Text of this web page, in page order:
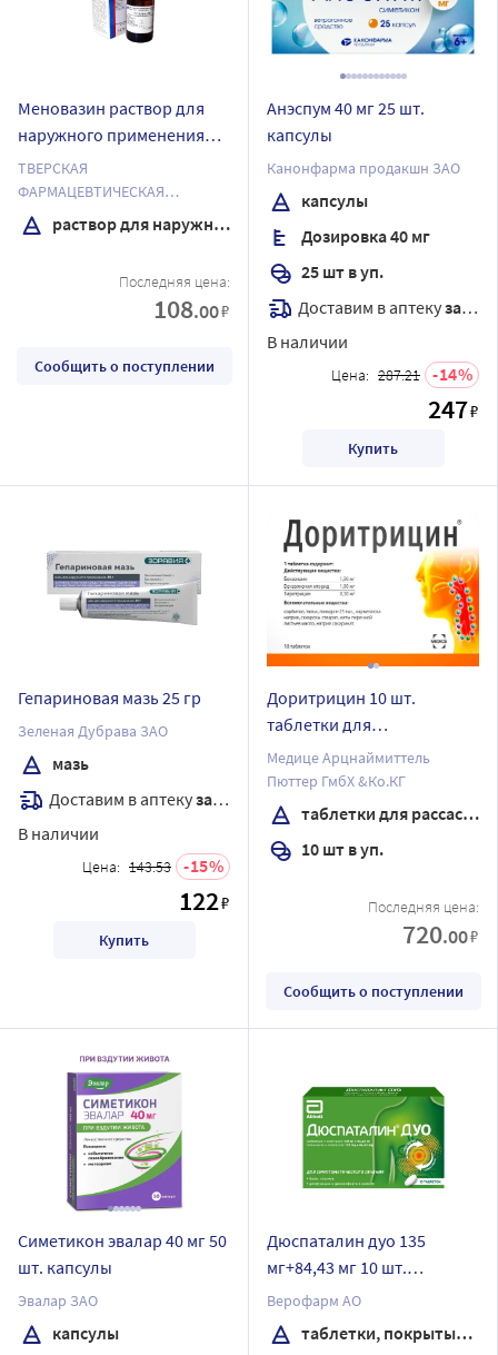
Меновазин раствор для
наружного применения
спиртовой 40 мл флакон
ТВЕРСКАЯ
ФАРМАЦЕВТИЧЕСКАЯ
ФАБРИКА ОАО
раствор для наружного применения спиртовой
Последняя цена:
108.00₽
Сообщить о поступлении
Анэспум 40 мг 25 шт.
капсулы
Канонфарма продакшн ЗАО
капсулы
Дозировка 40 мг
25 шт в уп.
Доставим в аптекузавтра
В наличии
Цена: 287.21 14
247₽
Купить
Гепариновая мазь 25 гр
Зеленая Дубрава ЗАО
мазь
Доставим в аптекузавтра
В наличии
Цена: 143.53 15
122₽
Купить
Доритрицин 10 шт.
таблетки для
рассасывания
Медице Арцнаймиттель
Пюттер ГмбХ &Ко.КГ
таблетки для рассасывания
10 шт в уп.
Последняя цена:
720.00₽
Сообщить о поступлении
Симетикон эвалар 40 мг 50
шт. капсулы
Эвалар ЗАО
капсулы
Дюспаталин дуо 135
мг+84,43 мг 10 шт.
таблетки, покрытые
пленочной оболочкой
Верофарм АО
таблетки, покрытые пленочной оболочкой